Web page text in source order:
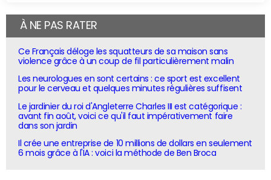
À NE PAS RATER
Ce Français déloge les squatteurs de sa maison sans
violence grâce à un coup de fil particulièrement malin
Les neurologues en sont certains : ce sport est excellent
pour le cerveau et quelques minutes régulières suffisent
Le jardinier du roi d'Angleterre Charles III est catégorique :
avant fin août, voici ce qu'il faut impérativement faire
dans son jardin
Il crée une entreprise de 10 millions de dollars en seulement
6 mois grâce à l'IA : voici la méthode de Ben Broca